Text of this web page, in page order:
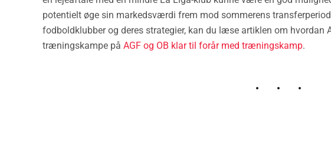
potentielt øge sin markedsværdi frem mod sommerens
fodboldklubber og deres strategier, kan du læse artiklen om hvordan
træningskampe på AGF og OB klar til forår med træningskamp.